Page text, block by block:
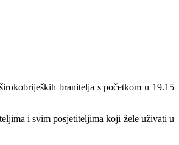
branitelja s početkom u 19.15
i svim posjetiteljima koji žele uživati u